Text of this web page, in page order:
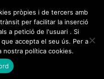
pròpies i de tercers amb
per facilitar la inserció
a petició de l'usuari . Si
accepta el seu ús. Per a
nostra política cookies.